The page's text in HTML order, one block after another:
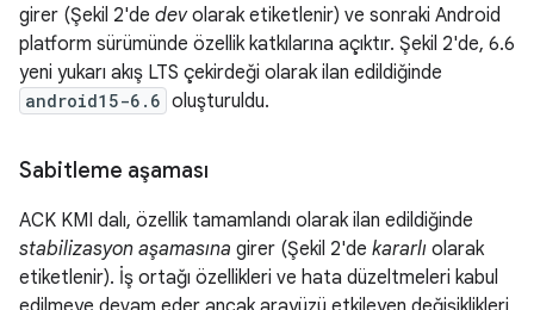
girer (Şekil 2'de devolarak etiketlenir) ve sonraki Android
platform sürümünde özellik katkılarına açıktır. Şekil 2'de, 6.6
yeni yukarı akış LTS çekirdeği olarak ilan edildiğinde
android15-6.6 oluşturuldu.
Sabitleme aşaması
ACK KMI dalı, özellik tamamlandı olarak ilan edildiğinde
stabilizasyon aşamasına girer (Şekil 2'de kararlı olarak
etiketlenir). İş ortağı özellikleri ve hata düzeltmeleri kabul